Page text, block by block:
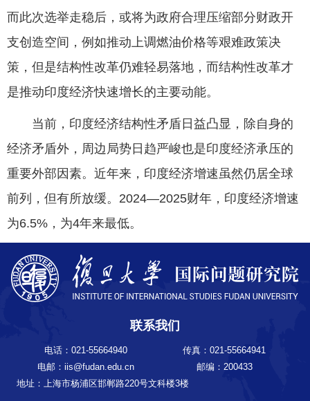
而此次选举走稳后，或将为政府合理压缩部分财政开
支创造空间，例如推动上调燃油价格等艰难政策决
策，但是结构性改革仍难轻易落地，而结构性改革才
是推动印度经济快速增长的主要动能。
当前，印度经济结构性矛盾日益凸显，除自身的
经济矛盾外，周边局势日趋严峻也是印度经济承压的
重要外部因素。近年来，印度经济增速虽然仍居全球
前列，但有所放缓。2024—2025财年，印度经济增速
为6.5%，为4年来最低。
联系我们
电话：021-55664940
传真：021-55664941
电邮：iis@fudan.edu.cn
邮编：200433
地址：上海市杨浦区邯郸路220号文科楼3楼